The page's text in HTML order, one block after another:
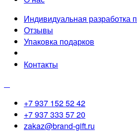
Индивидуальная разработка
Отзывы
Упаковка подарков
Контакты
+7 937 152 52 42
+7 937 333 57 20
zakaz@brand-gift.ru